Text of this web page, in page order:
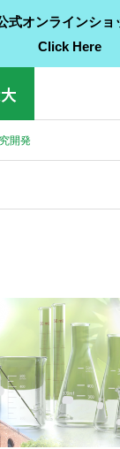
公式オンライン
Click Here
開発